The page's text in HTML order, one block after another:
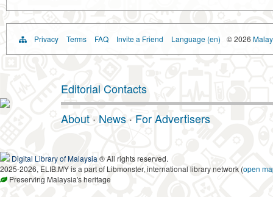
Privacy Terms FAQ Invite a Friend Language (en) © 2026
Editorial Contacts
About · News · For Advertisers
Digital Library of Malaysia ® All rights reserved.
2025-2026, ELIB.MY is a part of Libmonster, international library network (open
Preserving Malaysia's heritage